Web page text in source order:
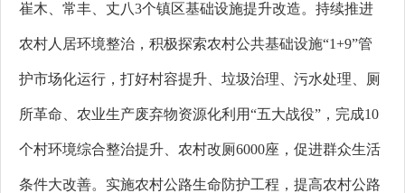
崔木、常丰、丈八3个镇区基础设施提升改造。持续推进
农村人居环境整治， 积极探索农村公共基础设施“1+9”管
护市场化运行， 打好村容提升、垃圾治理、污水处理、厕
所革命、农业生产废弃物资源化利用“五大战役”，完成10
个村环境综合整治提升、农村改厕6000座，促进群众生活
条件大改善。实施农村公路生命防护工程，提高农村公路